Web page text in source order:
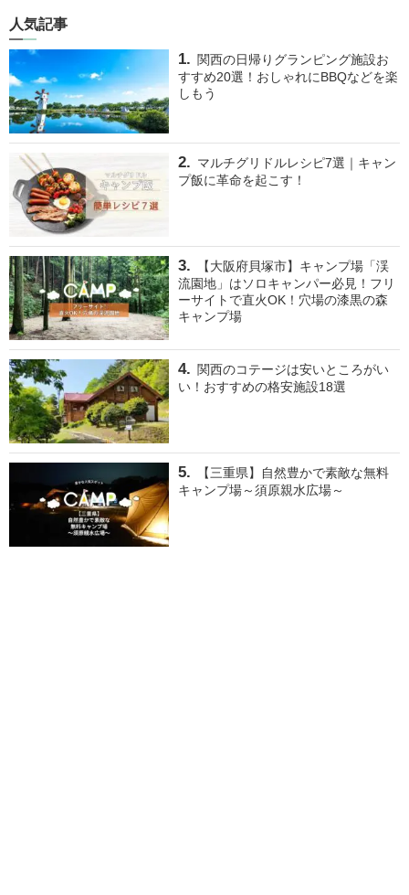
人気記事
関西の日帰りグランピング施設お
すすめ20選！おしゃれにBBQなどを楽
しもう
マルチグリドルレシピ7選｜キャン
プ飯に革命を起こす！
【大阪府貝塚市】キャンプ場「渓
流園地」はソロキャンパー必見！フリ
ーサイトで直火OK！穴場の漆黒の森
キャンプ場
関西のコテージは安いところがい
い！おすすめの格安施設18選
【三重県】自然豊かで素敵な無料
キャンプ場～須原親水広場～